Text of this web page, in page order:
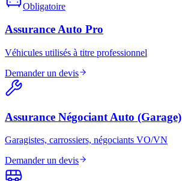
Obligatoire
Assurance Auto Pro
Véhicules utilisés à titre professionnel
Demander un devis
Assurance Négociant Auto (Garage)
Garagistes, carrossiers, négociants VO/VN
Demander un devis